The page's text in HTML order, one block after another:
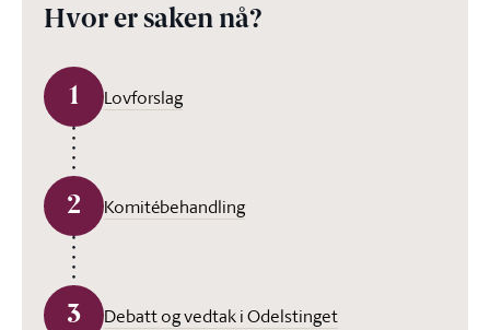
Hvor er saken nå?
1 Lovforslag
2 Komitébehandling
3 Debatt og vedtak i Odelstinget